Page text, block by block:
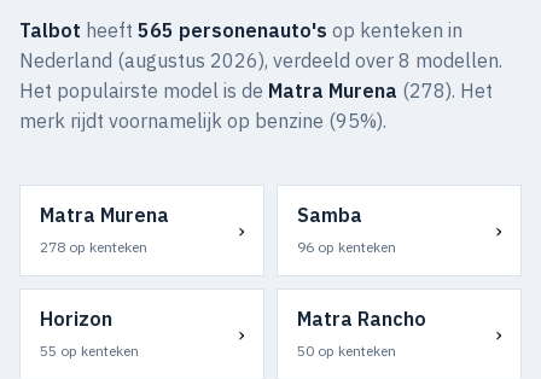
Talbot heeft 565 personenauto's op kenteken in
Nederland (augustus 2026), verdeeld over 8 modellen.
Het populairste model is de Matra Murena (278). Het
merk rijdt voornamelijk op benzine (95%).
Matra Murena
278 op kenteken
›
Samba
96 op kenteken
›
Horizon
55 op kenteken
›
Matra Rancho
50 op kenteken
›